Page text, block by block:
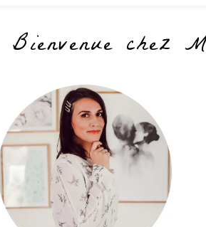
Bienvenue chez